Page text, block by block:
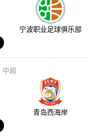
宁波职业足球俱乐部
中超
青岛西海岸